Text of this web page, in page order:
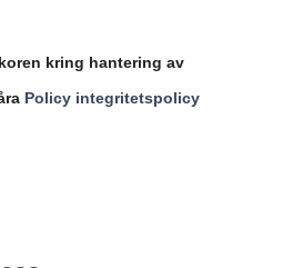
kring hantering av
Policy integritetspolicy